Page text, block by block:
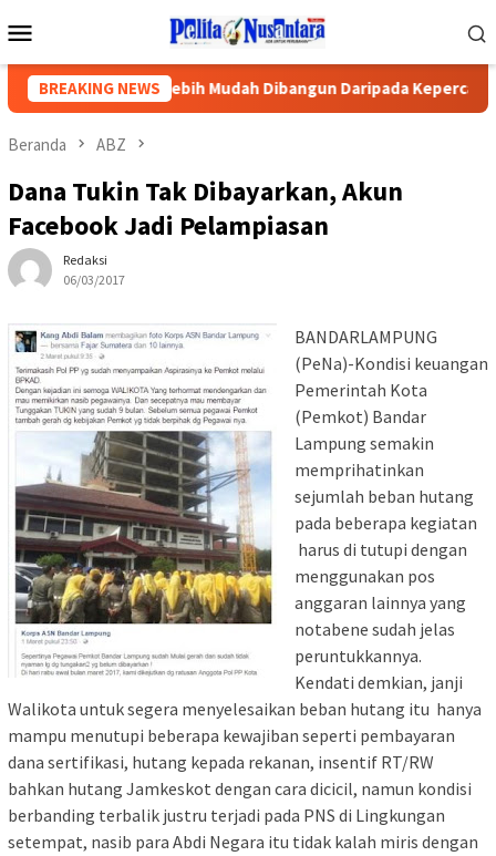
ke
Mobile
BREAKING NEWS
Gedung Lebih Mudah Dibangun Daripada Kepercayaan
Beranda ABZ
Dana Tukin Tak Dibayarkan, Akun
Facebook Jadi Pelampiasan
Redaksi
06/03/2017
BANDARLAMPUNG
(PeNa)-Kondisi keuangan
Pemerintah Kota
(Pemkot) Bandar
Lampung semakin
memprihatinkan
sejumlah beban hutang
pada beberapa kegiatan
harus di tutupi dengan
menggunakan pos
anggaran lainnya yang
notabene sudah jelas
peruntukkannya.
Kendati demkian, janji
Walikota untuk segera menyelesaikan beban hutang itu hanya
mampu menutupi beberapa kewajiban seperti pembayaran
dana sertifikasi, hutang kepada rekanan, insentif RT/RW
bahkan hutang Jamkeskot dengan cara dicicil, namun kondisi
berbanding terbalik justru terjadi pada PNS di Lingkungan
setempat, nasib para Abdi Negara itu tidak kalah miris dengan